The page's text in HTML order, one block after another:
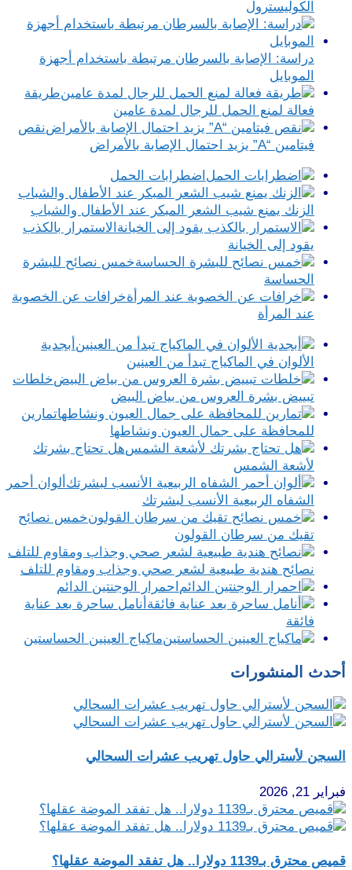
الكوليسترول
دراسة: الإصابة بالسرطان مرتبطة باستخدام أجهزة
الموبايل
طريقة
فعالة لمنع الحمل للرجال لمدة عامين
نقص
فيتامين “A” يزيد احتمال الإصابة بالأمراض
اضطرابات الحمل
الزنك يمنع شيب الشعر المبكر عند الأطفال والشباب
الاستمرار بالكذب
يقود إلى الخيانة
خمس نصائح للبشرة
الحساسة
خرافات عن الخصوبة
عند المرأة
أبجدية
الألوان في الماكياج تبدأ من العينين
خلطات
تبييض بشرة العروس من بياض البيض
تمارين
للمحافظة على جمال العيون ونشاطها
هل تحتاج بشرتك
لأشعة الشمس
ألوان أحمر
الشفاه الربيعية الأنسب لبشرتك
خمس نصائح
تقيك من سرطان القولون
نصائح هندية طبيعية لشعر صحي وجذاب ومقاوم للتلف
احمرار الوجنتين الدائم
أنامل ساحرة بعد عناية
فائقة
ماكياج العينين الحساستين
أحدث المنشورات
السجن لأسترالي حاول تهريب عشرات السحالي
فبراير 21, 2026
قميص محترق بـ1139 دولارا.. هل تفقد الموضة عقلها؟